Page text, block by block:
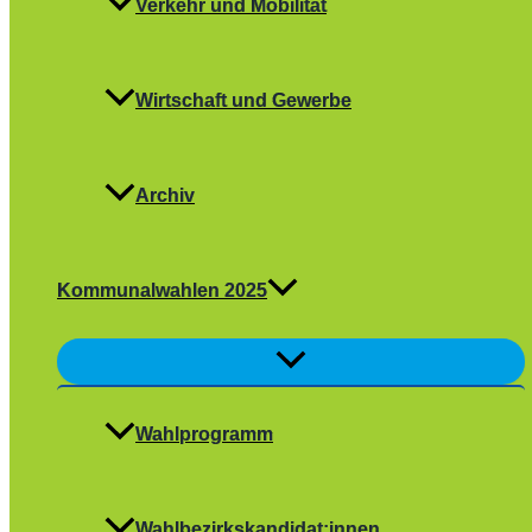
Verkehr und Mobilität
Wirtschaft und Gewerbe
Archiv
Kommunalwahlen 2025
Menü
Wahlprogramm